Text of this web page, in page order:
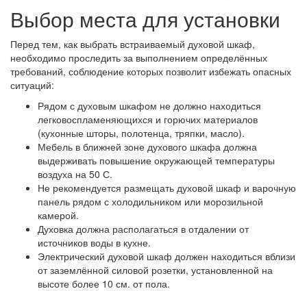
Выбор места для установки
Перед тем, как выбрать встраиваемый духовой шкаф,
необходимо проследить за выполнением определённых
требований, соблюдение которых позволит избежать опасных
ситуаций:
Рядом с духовым шкафом не должно находиться
легковоспламеняющихся и горючих материалов
(кухонные шторы, полотенца, тряпки, масло).
Мебель в ближней зоне духового шкафа должна
выдерживать повышение окружающей температуры
воздуха на 50 С.
Не рекомендуется размещать духовой шкаф и варочную
панель рядом с холодильником или морозильной
камерой.
Духовка должна располагаться в отдалении от
источников воды в кухне.
Электрический духовой шкаф должен находиться вблизи
от заземлённой силовой розетки, установленной на
высоте более 10 см. от пола.